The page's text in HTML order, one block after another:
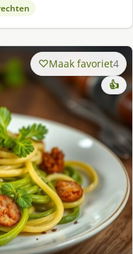
Maak favoriet4
👍